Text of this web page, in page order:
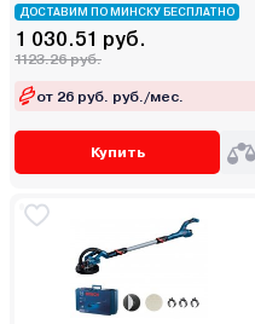
ДОСТАВИМ ПО МИНСКУ БЕСПЛАТНО
1 030.51 руб.
1123.26 руб.
от 26 руб. руб./мес.
Купить